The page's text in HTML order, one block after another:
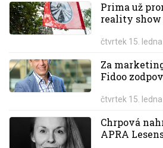
Prima už
reality show
čtvrtek 15.
Za
Fidoo
čtvrtek 15.
Chrpová
APRA